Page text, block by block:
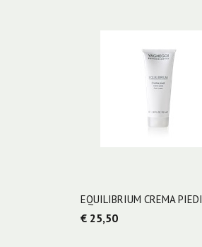
EQUILIBRIUM CREMA PIEDI
€ 25,50